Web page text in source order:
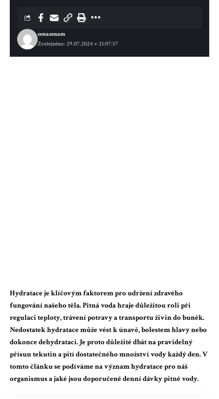
Zveřejněno: 29.07.2024 v 21:07:57
zenazenam
Hydratace je klíčovým faktorem pro udržení zdravého
fungování našeho těla. Pitná voda hraje důležitou roli při
regulaci teploty, trávení potravy a transportu živin do buněk.
Nedostatek hydratace může vést k únavě, bolestem hlavy nebo
dokonce dehydrataci. Je proto důležité dbát na pravidelný
přísun tekutin a pití dostatečného množství vody každý den. V
tomto článku se podíváme na význam hydratace pro náš
organismus a jaké jsou doporučené denní dávky pitné vody.